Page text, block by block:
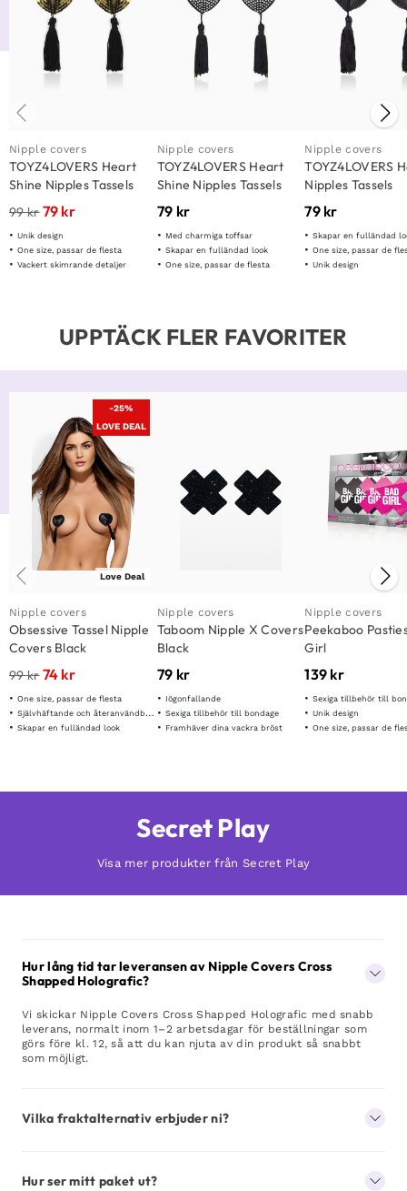
Nipple covers
TOYZ4LOVERS Heart
Shine Nipples Tassels
99kr79 kr
Unik design
One size, passar de flesta
Vackert skimrande detaljer
Nipple covers
TOYZ4LOVERS Heart
Shine Nipples Tassels
Black
79 kr
Med charmiga toffsar
Skapar en fulländad look
One size, passar de flesta
Nipple covers
TOYZ4LOVERS
Nipples Tassels
79 kr
Skapar en fulländad
One size, passar de
Unik design
UPPTÄCK FLER FAVORITER
-25%
LOVE DEAL
Love Deal
Nipple covers
Obsessive Tassel Nipple
Covers Black
99kr74 kr
One size, passar de flesta
Självhäftande och återanvändbara
Skapar en fulländad look
Nipple covers
Taboom Nipple X Covers
Black
79 kr
Iögonfallande
Sexiga tillbehör till bondage
Framhäver dina vackra bröst
Nipple covers
Peekaboo
Girl
139 kr
Sexiga tillbehör till
Unik design
One size, passar de
Secret Play
Visa mer produkter från Secret Play
Hur lång tid tar leveransen av Nipple Covers Cross
Shapped Holografic?
Vi skickar Nipple Covers Cross Shapped Holografic med snabb
leverans, normalt inom 1–2 arbetsdagar för beställningar som
görs före kl. 12, så att du kan njuta av din produkt så snabbt
som möjligt.
Vilka fraktalternativ erbjuder ni?
Hur ser mitt paket ut?